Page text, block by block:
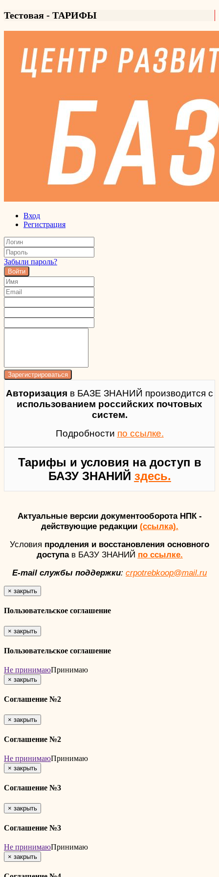
Тестовая - ТАРИФЫ
Вход
Регистрация
Забыли пароль?
Войти
Авторизация в БАЗЕ ЗНАНИЙ производится с
использованием российских почтовых
систем.
Подробности по ссылке.
Тарифы и условия на доступ в
БАЗУ ЗНАНИЙ здесь.
Актуальные версии документооборота НПК -
действующие редакции (ссылка).
Условия продления и восстановления основного
доступав БАЗУ ЗНАНИЙ по ссылке.
E-mail службы поддержки: crpotrebkoop@mail.ru
× закрыть
Пользовательское соглашение
× закрыть
Пользовательское соглашение
Не принимаюПринимаю
× закрыть
Соглашение №2
× закрыть
Соглашение №2
Не принимаюПринимаю
× закрыть
Соглашение №3
× закрыть
Соглашение №3
Не принимаюПринимаю
× закрыть